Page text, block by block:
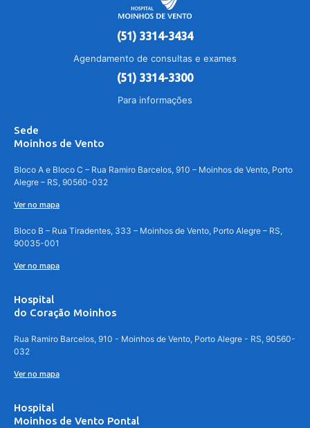
(51) 3314-3434
Agendamento de consultas e exames
(51) 3314-3300
Para informações
Sede
Moinhos de Vento
Bloco A e Bloco C – Rua Ramiro Barcelos, 910 – Moinhos de Vento, Porto
Alegre – RS, 90560-032
Ver no mapa
Bloco B – Rua Tiradentes, 333 – Moinhos de Vento, Porto Alegre – RS,
90035-001
Ver no mapa
Hospital
do Coração Moinhos
Rua Ramiro Barcelos, 910 - Moinhos de Vento, Porto Alegre - RS, 90560-
032
Ver no mapa
Hospital
Moinhos de Vento Pontal